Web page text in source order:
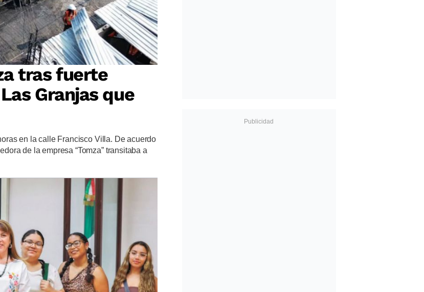
tras fuerte
Granjas que
en la calle Francisco Villa. De acuerdo
de la empresa “Tomza” transitaba a